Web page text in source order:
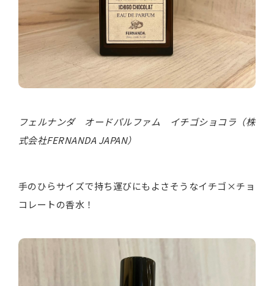
フェルナンダ オードパルファム イチゴショコラ（株
式会社FERNANDA JAPAN）
手のひらサイズで持ち運びにもよさそうなイチゴ×チョ
コレートの香水！